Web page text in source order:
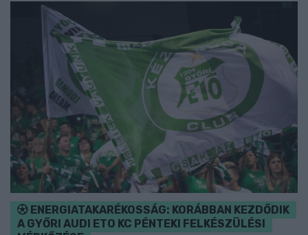
ENERGIATAKARÉKOSSÁG: KORÁBBAN KEZDŐDIK
A GYŐRI AUDI ETO KC PÉNTEKI FELKÉSZÜLÉSI